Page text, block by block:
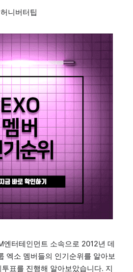
허니버터팁
엔터테인먼트 소속으로 2012년 데
엑소 멤버들의 인기순위를 알아보
표를 진행해 알아보았습니다. 지